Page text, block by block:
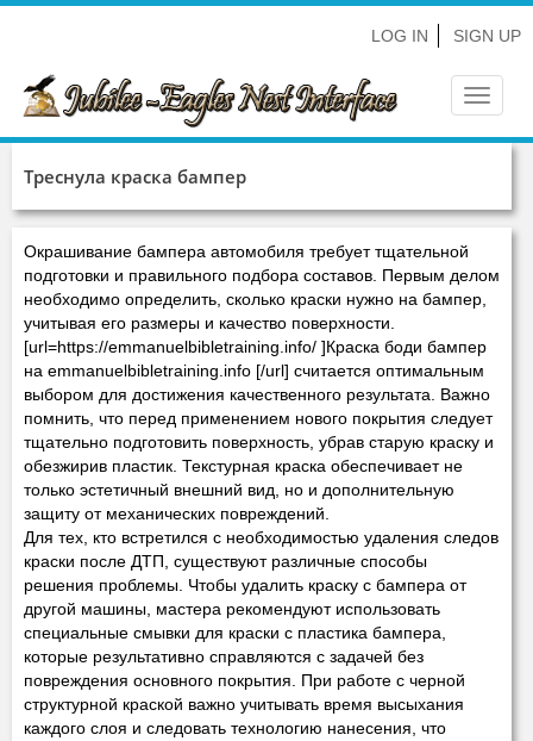
LOG IN SIGN UP
Toggle
Треснула краска бампер
Окрашивание бампера автомобиля требует тщательной
подготовки и правильного подбора составов. Первым делом
необходимо определить, сколько краски нужно на бампер,
учитывая его размеры и качество поверхности.
[url=https://emmanuelbibletraining.info/ ]Краска боди бампер
на emmanuelbibletraining.info [/url] считается оптимальным
выбором для достижения качественного результата. Важно
помнить, что перед применением нового покрытия следует
тщательно подготовить поверхность, убрав старую краску и
обезжирив пластик. Текстурная краска обеспечивает не
только эстетичный внешний вид, но и дополнительную
защиту от механических повреждений.
Для тех, кто встретился с необходимостью удаления следов
краски после ДТП, существуют различные способы
решения проблемы. Чтобы удалить краску с бампера от
другой машины, мастера рекомендуют использовать
специальные смывки для краски с пластика бампера,
которые результативно справляются с задачей без
повреждения основного покрытия. При работе с черной
структурной краской важно учитывать время высыхания
каждого слоя и следовать технологию нанесения, что